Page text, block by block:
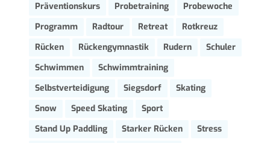
Präventionskurs
Probetraining
Probewoche
Programm
Radtour Retreat
Rotkreuz
Rücken
Rückengymnastik Rudern
Schuler
Schwimmen
Schwimmtraining
Selbstverteidigung
Siegsdorf
Skating
Snow
Speed Skating
Sport
Stand Up Paddling
Starker Rücken
Stress